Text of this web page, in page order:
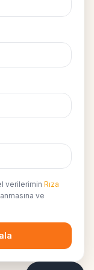
verilerimin Rıza
ve